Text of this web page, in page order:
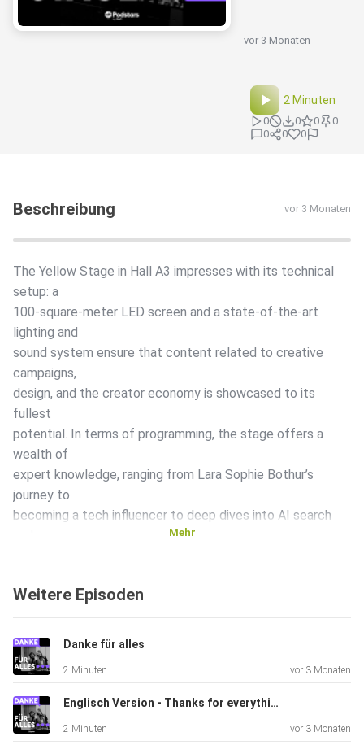
vor 3 Monaten
2 Minuten
0 0 0
0
0
0 0
Beschreibung vor 3 Monaten
The Yellow Stage in Hall A3 impresses with its technical
setup: a
100-square-meter LED screen and a state-of-the-art
lighting and
sound system ensure that content related to creative
campaigns,
design, and the creator economy is showcased to its
fullest
potential. In terms of programming, the stage offers a
wealth of
expert knowledge, ranging from Lara Sophie Bothur’s
journey to
becoming a tech influencer to deep dives into AI search
Mehr
Weitere Episoden
Danke für alles
2 Minuten vor 3 Monaten
Englisch Version - Thanks for everything
2 Minuten vor 3 Monaten